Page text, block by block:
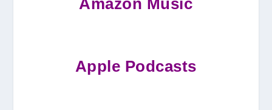
Amazon Music
Apple Podcasts